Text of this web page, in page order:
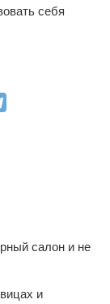
себя
салон и не
и